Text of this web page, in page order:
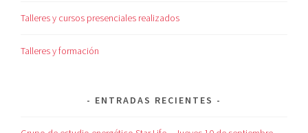
Talleres y cursos presenciales realizados
Talleres y formación
ENTRADAS RECIENTES